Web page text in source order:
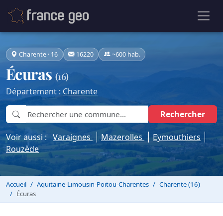
Charente · 16 16220 ~600 hab.
Écuras (16)
Département : Charente
Rechercher
Voir aussi : Varaignes Mazerolles
Eymouthiers
Rouzède
Accueil Aquitaine-Limousin-Poitou-Charentes
Charente (16)
Écuras